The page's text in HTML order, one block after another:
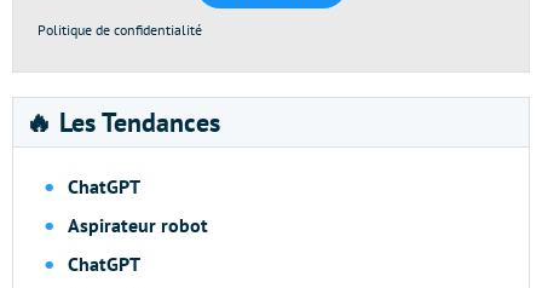
Politique de confidentialité
🔥 Les Tendances
ChatGPT
Aspirateur robot
ChatGPT